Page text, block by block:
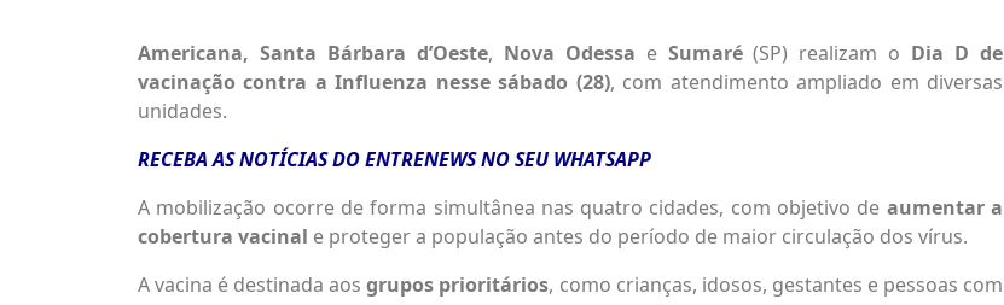
Americana, Santa Bárbara d’Oeste, Nova Odessa e Sumaré(SP) realizam o Dia D de
vacinação contra a Influenza nesse sábado (28), com atendimento ampliado em diversas
unidades.
RECEBA AS NOTÍCIAS DO ENTRENEWS NO SEU WHATSAPP
A mobilização ocorre de forma simultânea nas quatro cidades, com objetivo de aumentar a
cobertura vacinal e proteger a população antes do período de maior circulação dos vírus.
A vacina é destinada aosgrupos prioritários, como crianças, idosos, gestantes e pessoas com